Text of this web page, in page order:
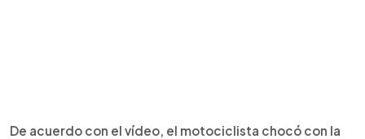
De acuerdo con el vídeo, el motociclista chocó con la